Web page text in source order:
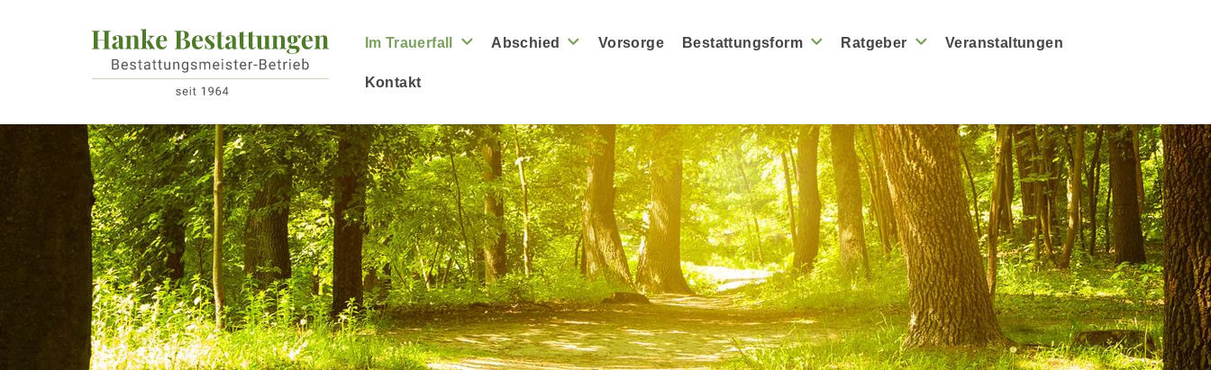
Im Trauerfall Abschied Vorsorge Bestattungsform Ratgeber
Veranstaltungen
Kontakt